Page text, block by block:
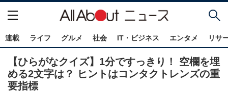
連載 ライフ グルメ 社会 IT・ビジネス エンタメ リサ
【ひらがなクイズ】1分ですっきり！ 空欄を埋
める2文字は？ ヒントはコンタクトレンズの重
要指標